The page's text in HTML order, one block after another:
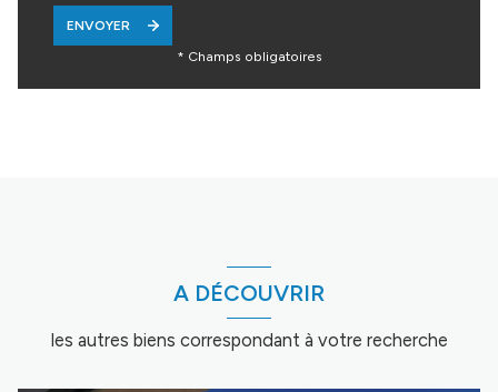
ENVOYER
* Champs obligatoires
A DÉCOUVRIR
les autres biens correspondant à votre recherche